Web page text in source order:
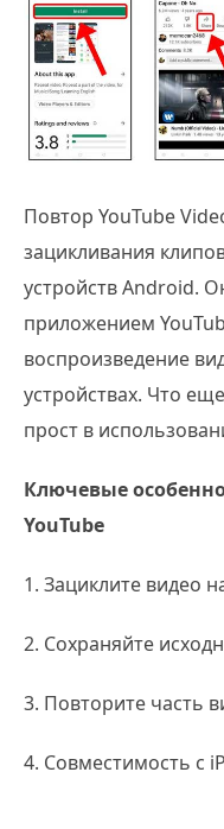
Повтор YouTube
зацикливания
устройств Android.
приложением
воспроизведение
устройствах. Что
прост в
Ключевые
YouTube
1. Зациклите видео
2. Сохраняйте
3. Повторите часть
4. Совместимость с